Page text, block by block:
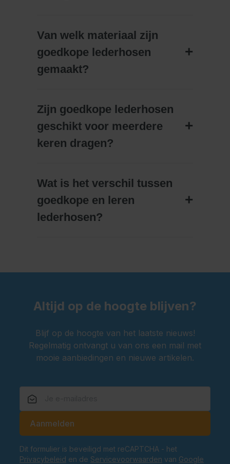
Van welk materiaal zijn
goedkope lederhosen
gemaakt?
Zijn goedkope lederhosen
geschikt voor meerdere
keren dragen?
Wat is het verschil tussen
goedkope en leren
lederhosen?
Altijd op de hoogte blijven?
Blijf op de hoogte van het laatste nieuws!
Regelmatig ontvangt u van ons een mail met
mooie aanbiedingen en nieuwe artikelen.
Aanmelden
Dit formulier is beveiligd met reCAPTCHA - het
Privacybeleid en de Servicevoorwaarden van Google